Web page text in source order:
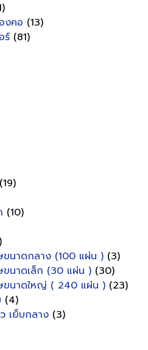
งคอ (13)
ร์ (81)
(19)
(10)
ขนาดกลาง (100 แผ่น ) (3)
ขนาดเล็ก (30 แผ่น ) (30)
ษขนาดใหญ่ ( 240 แผ่น ) (23)
(4)
เย็บกลาง (3)